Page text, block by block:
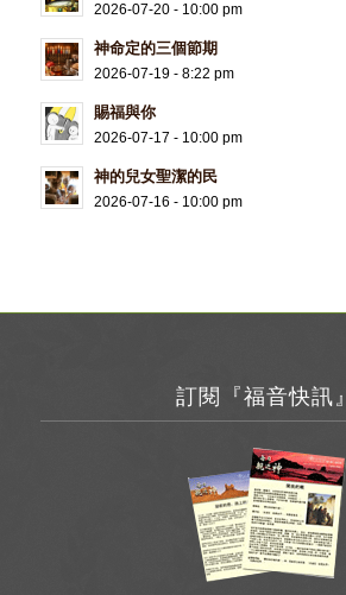
2026-07-20 - 10:00 pm
神命定的三個節期
2026-07-19 - 8:22 pm
賜福與你
2026-07-17 - 10:00 pm
神的兒女聖潔的民
2026-07-16 - 10:00 pm
訂閱『福音快訊』